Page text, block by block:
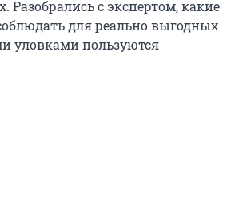
Разобрались с экспертом, какие
для реально выгодных
уловками пользуются